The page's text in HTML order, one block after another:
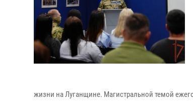
жизни на Луганщине. Магистральной темой